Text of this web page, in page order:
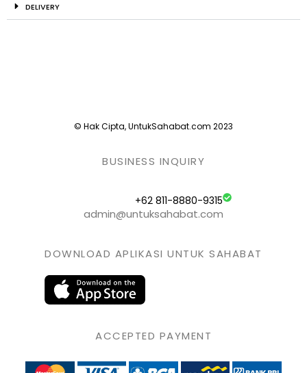
DELIVERY
© Hak Cipta, UntukSahabat.com 2023
BUSINESS INQUIRY
+62 811-8880-9315
admin@untuksahabat.com
DOWNLOAD APLIKASI UNTUK SAHABAT
ACCEPTED PAYMENT